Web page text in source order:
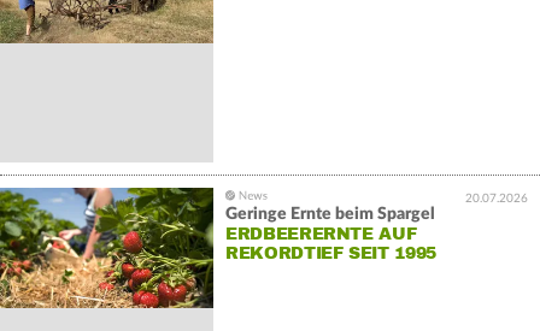
20.07.2026
Geringe Ernte beim Spargel
ERDBEERERNTE AUF
REKORDTIEF SEIT 1995